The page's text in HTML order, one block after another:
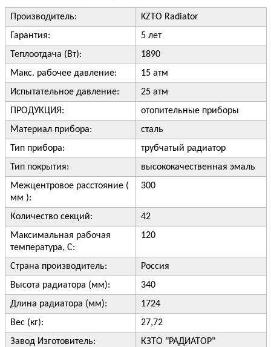
Производитель:
KZTO Radiator
Гарантия:
5 лет
Теплоотдача (Вт):
1890
Макс. рабочее давление:
15 атм
Испытательное давление:
25 атм
ПРОДУКЦИЯ:
отопительные приборы
Материал прибора:
сталь
Тип прибора:
трубчатый радиатор
Тип покрытия:
высококачественная эмаль
Межцентровое расстояние (
мм ):
300
Количество секций:
42
Максимальная рабочая
температура, С:
120
Страна производитель:
Россия
Высота радиатора (мм):
340
Длина радиатора (мм):
1724
Вес (кг):
27,72
Завод Изготовитель:
КЗТО "РАДИАТОР"